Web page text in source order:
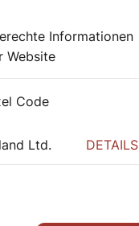
Jochanaan
ebenfalls
(JunHo You), ein
zu ermöglichen
Dessen
bis zur Ekstase.
der
im Tausch
sie sich nur
dafür aber einen
Informationen
Website
Code
Ltd.